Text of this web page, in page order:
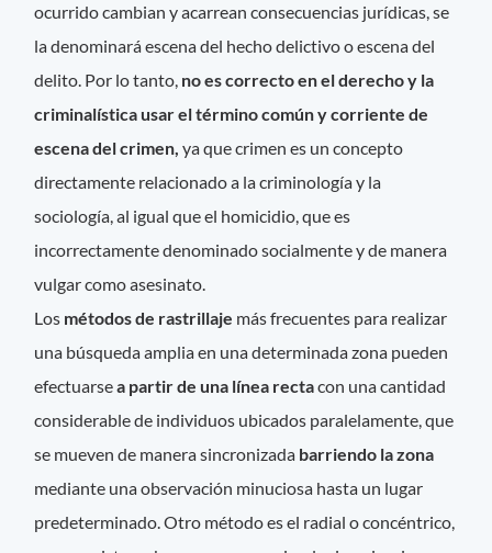
ocurrido cambian y acarrean consecuencias jurídicas, se
la denominará escena del hecho delictivo o escena del
delito. Por lo tanto, no es correcto en el derecho y la
criminalística usar el término común y corriente de
escena del crimen, ya que crimen es un concepto
directamente relacionado a la criminología y la
sociología, al igual que el homicidio, que es
incorrectamente denominado socialmente y de manera
vulgar como asesinato.
Los métodos de rastrillaje más frecuentes para realizar
una búsqueda amplia en una determinada zona pueden
efectuarsea partir de una línea rectacon una cantidad
considerable de individuos ubicados paralelamente, que
se mueven de manera sincronizada barriendo la zona
mediante una observación minuciosa hasta un lugar
predeterminado. Otro método es el radial o concéntrico,